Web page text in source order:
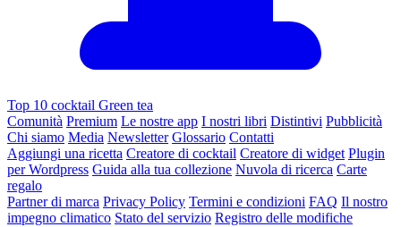
Top 10 cocktail Green tea
Comunità Premium Le nostre app I nostri libri Distintivi Pubblicità
Chi siamo Media Newsletter Glossario Contatti
Aggiungi una ricetta Creatore di cocktail Creatore di widget Plugin
per Wordpress Guida alla tua collezione Nuvola di ricerca Carte
regalo
Partner di marca Privacy Policy Termini e condizioni FAQ Il nostro
impegno climatico Stato del servizio Registro delle modifiche